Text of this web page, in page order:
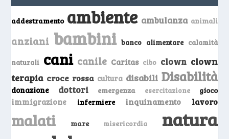
addestramento ambiente ambulanza animali
anziani bambini banco alimentare calamità
naturali cani canile Caritas cibo clown clown
terapia croce rossa cultura disabili Disabilità
donazione dottori emergenza esercitazione gioco
immigrazione infermiere inquinamento lavoro
malati mare misericordia natura